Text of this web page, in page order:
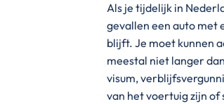
Als je tijdelijk in
gevallen een auto met
blijft. Je moet kunnen
meestal niet langer
visum,
van het voertuig zijn